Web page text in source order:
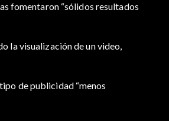
fomentaron “sólidos resultados
la visualización de un video,
de publicidad “menos